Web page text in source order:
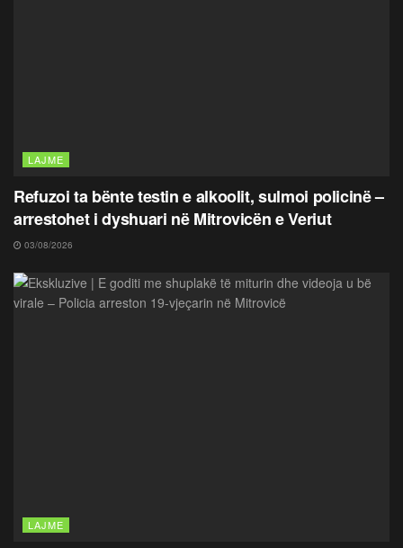
LAJME
Refuzoi ta bënte testin e alkoolit, sulmoi policinë –
arrestohet i dyshuari në Mitrovicën e Veriut
03/08/2026
LAJME